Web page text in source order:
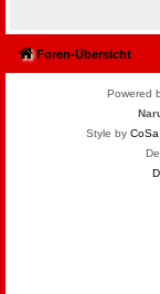
Foren-Übersicht
Powered
Style by